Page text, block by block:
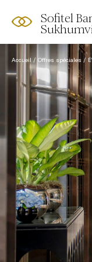
Sofitel
Accueil Offres spéciales